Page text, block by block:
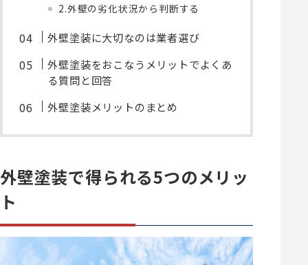
2.外壁の劣化状況から判断する
外壁塗装に大切なのは業者選び
外壁塗装をおこなうメリットでよくあ
る質問と回答
外壁塗装メリットのまとめ
外壁塗装で得られる5つのメリッ
ト